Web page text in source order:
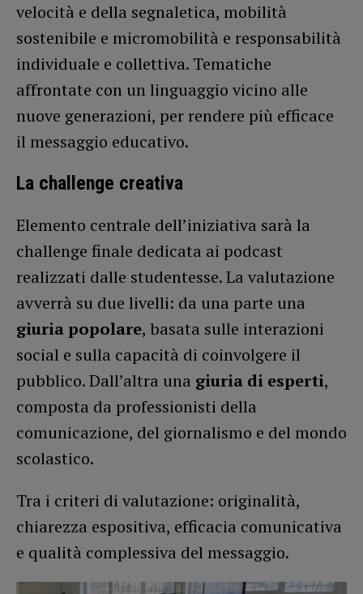
velocità e della segnaletica, mobilità
sostenibile e micromobilità e responsabilità
individuale e collettiva. Tematiche
affrontate con un linguaggio vicino alle
nuove generazioni, per rendere più efficace
il messaggio educativo.
La challenge creativa
Elemento centrale dell’iniziativa sarà la
challenge finale dedicata ai podcast
realizzati dalle studentesse. La valutazione
avverrà su due livelli: da una parte una
giuria popolare, basata sulle interazioni
social e sulla capacità di coinvolgere il
pubblico. Dall’altra una giuria di esperti,
composta da professionisti della
comunicazione, del giornalismo e del mondo
scolastico.
Tra i criteri di valutazione: originalità,
chiarezza espositiva, efficacia comunicativa
e qualità complessiva del messaggio.